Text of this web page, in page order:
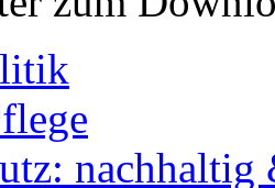
nachhaltig